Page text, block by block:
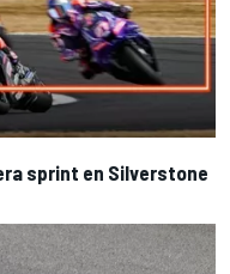
sprint en Silverstone